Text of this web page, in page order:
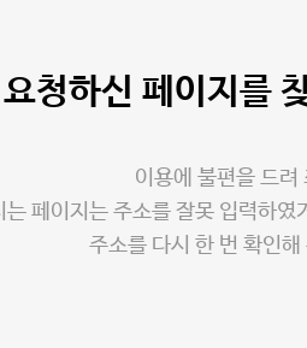
요청하신 페이지를
이용에 불편을 드려
는 페이지는 주소를 잘못 입력하였
주소를 다시 한 번 확인